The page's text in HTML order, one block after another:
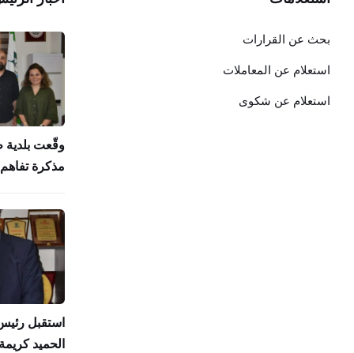
بحث عن القرارات
استعلام عن المعاملات
استعلام عن شكوى
وقّعت بلدية
مذكرة
استقبل
الحميد